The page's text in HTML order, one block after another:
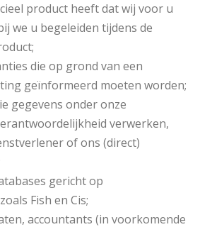
product heeft dat wij voor u
we u begeleiden tijdens de
die op grond van een
geïnformeerd moeten worden;
gegevens onder onze
verwerken,
of ons (direct)
gericht op
Fish en Cis;
accountants (in voorkomende